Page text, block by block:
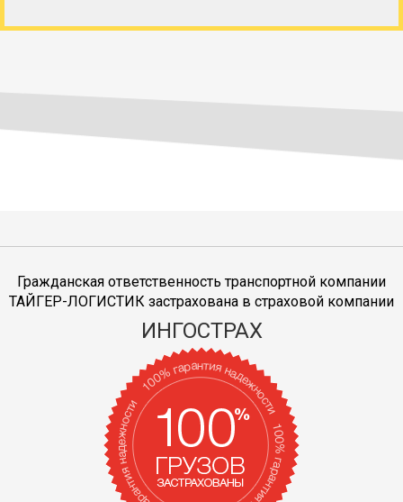
Гражданская ответственность транспортной компании
ТАЙГЕР-ЛОГИСТИК застрахована в страховой компании
ИНГОСТРАХ